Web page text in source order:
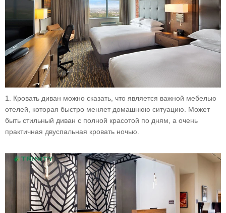
1. Кровать диван можно сказать, что является важной мебелью
отелей, которая быстро меняет домашнюю ситуацию. Может
быть стильный диван с полной красотой по дням, а очень
практичная двуспальная кровать ночью.